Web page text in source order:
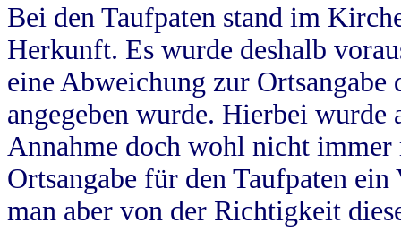
Bei den Taufpaten stand im
Herkunft. Es wurde deshalb
eine Abweichung zur
angegeben wurde. Hierbei wurde
Annahme doch wohl nicht
Ortsangabe für den Taufpaten
man aber von der Richtigkeit